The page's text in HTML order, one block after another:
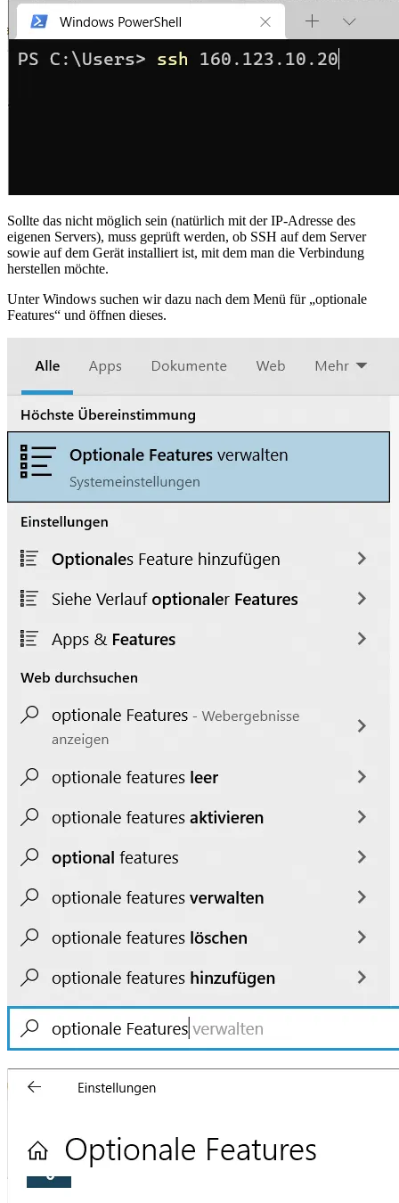
Sollte das nicht möglich sein (natürlich mit der IP-Adresse des
eigenen Servers), muss geprüft werden, ob SSH auf dem Server
sowie auf dem Gerät installiert ist, mit dem man die Verbindung
herstellen möchte.
Unter Windows suchen wir dazu nach dem Menü für „optionale
Features“ und öffnen dieses.